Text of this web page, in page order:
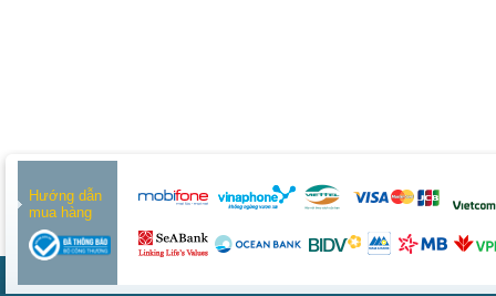
Hướng dẫn
mua hàng